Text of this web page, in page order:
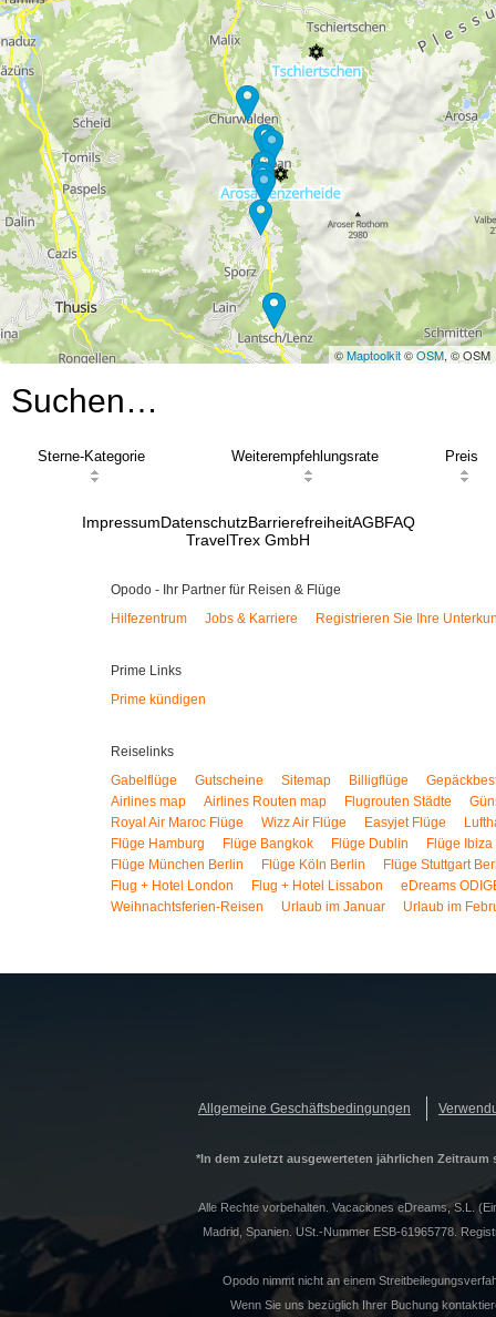
©Maptoolkit©OSM, © OSM
Suchen…
Sterne-Kategorie Weiterempfehlungsrate Preis
ImpressumDatenschutzBarrierefreiheitAGBFAQ
TravelTrex GmbH